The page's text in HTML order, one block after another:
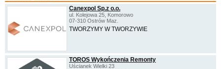
Canexpol Sp.z o.o.
ul. Kolejowa 25, Komorowo
07-310 Ostrów Maz.
TWORZYMY W TWORZYWIE
TOROS Wykończenia Remonty
Uścianek Wielki 23